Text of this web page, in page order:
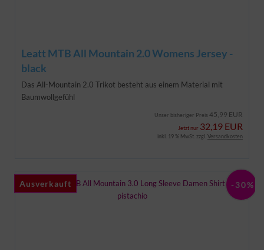
Leatt MTB All Mountain 2.0 Womens Jersey -
black
Das All-Mountain 2.0 Trikot besteht aus einem Material mit
Baumwollgefühl
Unser bisheriger Preis 45,99 EUR
Jetzt nur 32,19 EUR
inkl. 19 % MwSt. zzgl. Versandkosten
-30%
Ausverkauft
Ausverkauft